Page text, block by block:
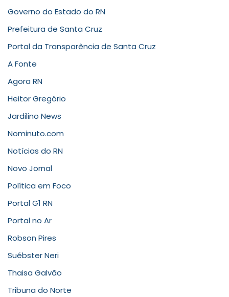
Governo do Estado do RN
Prefeitura de Santa Cruz
Portal da Transparência de Santa Cruz
A Fonte
Agora RN
Heitor Gregório
Jardilino News
Nominuto.com
Notícias do RN
Novo Jornal
Política em Foco
Portal G1 RN
Portal no Ar
Robson Pires
Suébster Neri
Thaisa Galvão
Tribuna do Norte